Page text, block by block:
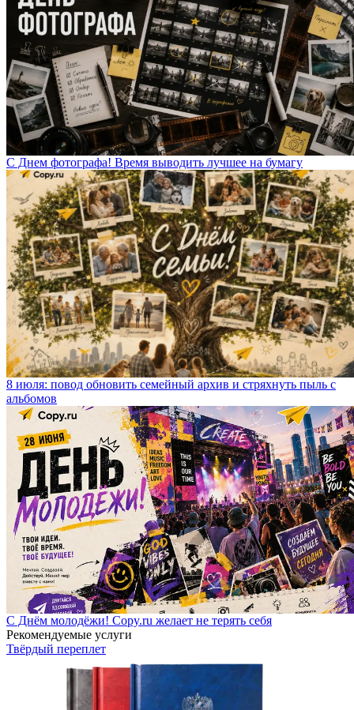
С Днем фотографа! Время выводить лучшее на бумагу
8 июля: повод обновить семейный архив и стряхнуть пыль с
альбомов
С Днём молодёжи! Copy.ru желает не терять себя
Рекомендуемые услуги
Твёрдый переплет